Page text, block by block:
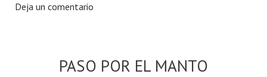
Deja un comentario
PASO POR EL MANTO